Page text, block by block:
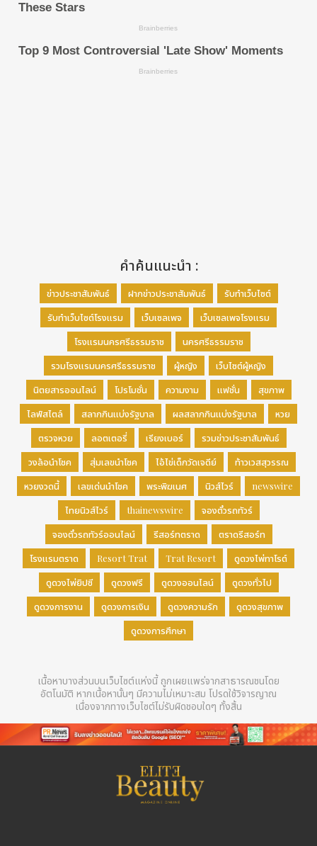
คำค้นแนะนำ :
ข่าวประชาสัมพันธ์ ฝากข่าวประชาสัมพันธ์
รับทำเว็บไซต์
รับทำเว็บไซต์โรงแรม
เว็บเซลเพจ
เว็บเซลเพจโรงแรม
โรงแรมนครศรีธรรมราช
นครศรีธรรมราช
รวมโรงแรมนครศรีธรรมราช
ผู้หญิง
เว็บไซต์ผู้หญิง
นิตยสารออนไลน์
โปรโมชั่น ความงาม แฟชั่น
สุขภาพ
ไลฟ์สไตล์
สลากกินแบ่งรัฐบาล ผลสลากกินแบ่งรัฐบาล
หวย
ตรวจหวย
ลอตเตอรี่ เรียงเบอร์
รวมข่าวประชาสัมพันธ์
วงล้อนำโชค
สุ่มเลขนำโชค ไอ้ไข่เด็กวัดเจดีย์
ท้าวเวสสุวรรณ
หวยงวดนี้
เลขเด่นนำโชค พระพิฆเนศ นิวส์ไวร์
newswire
ไทยนิวส์ไวร์
thainewswire
จองตั๋วรถทัวร์
จองตั๋วรถทัวร์ออนไลน์
รีสอร์ทตราด
ตราดรีสอร์ท
โรงแรมตราด
Resort Trat Trat Resort
ดูดวงไพ่ทาโรต์
ดูดวงไพ่ยิปซี
ดูดวงฟรี ดูดวงออนไลน์
ดูดวงทั่วไป
ดูดวงการงาน
ดูดวงการเงิน ดูดวงความรัก
ดูดวงสุขภาพ
ดูดวงการศึกษา
เนื้อหาบางส่วนบนเว็บไซต์แห่งนี้ ถูกเผยแพร่จากสาธารณชนโดย
อัตโนมัติ หากเนื้อหานั้นๆ มีความไม่เหมาะสม โปรดใช้วิจารญาณ
เนื่องจากทางเว็บไซต์ไม่รับผิดชอบใดๆ ทั้งสิ้น